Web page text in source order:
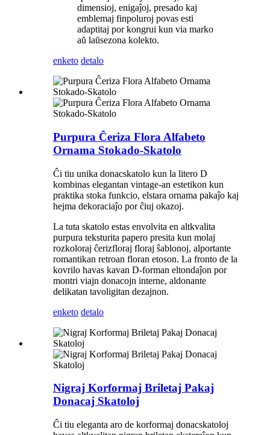
dimensioj, enigaĵoj, presado kaj
emblemaj finpoluroj povas esti
adaptitaj por kongrui kun via marko
aŭ laŭsezona kolekto.
enketo detalo
Purpura Ĉeriza Flora Alfabeto
Ornama Stokado-Skatolo
Ĉi tiu unika donacskatolo kun la litero D
kombinas elegantan vintage-an estetikon kun
praktika stoka funkcio, elstara ornama pakaĵo kaj
hejma dekoraciaĵo por ĉiuj okazoj.
La tuta skatolo estas envolvita en altkvalita
purpura teksturita papero presita kun molaj
rozkoloraj ĉerizfloraj floraj ŝablonoj, alportante
romantikan retroan floran etoson. La fronto de la
kovrilo havas kavan D-forman eltondaĵon por
montri viajn donacojn interne, aldonante
delikatan tavoligitan dezajnon.
enketo detalo
Nigraj Korformaj Briletaj Pakaj
Donacaj Skatoloj
Ĉi tiu eleganta aro de korformaj donacskatoloj